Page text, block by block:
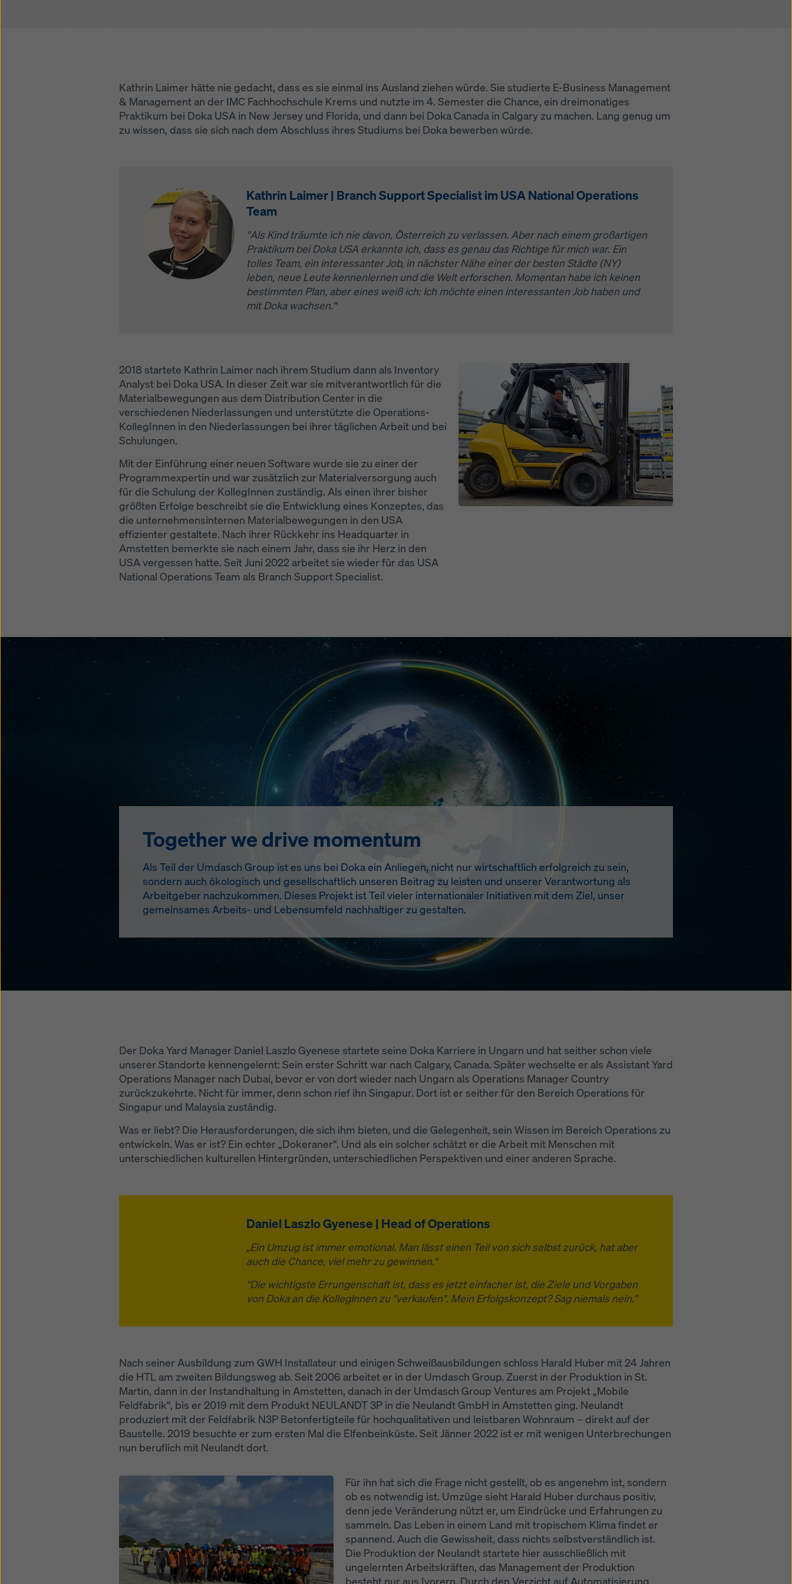
Kathrin Laimer hätte nie gedacht, dass es sie einmal ins Ausland ziehen würde. Sie studierte E-Business Management
& Management an der IMC Fachhochschule Krems und nutzte im 4. Semester die Chance, ein dreimonatiges
Praktikum bei Doka USA in New Jersey und Florida, und dann bei Doka Canada in Calgary zu machen. Lang genug um
zu wissen, dass sie sich nach dem Abschluss ihres Studiums bei Doka bewerben würde.
Kathrin Laimer | Branch Support Specialist im USA National Operations
Team
"Als Kind träumte ich nie davon, Österreich zu verlassen. Aber nach einem großartigen
Praktikum bei Doka USA erkannte ich, dass es genau das Richtige für mich war. Ein
tolles Team, ein interessanter Job, in nächster Nähe einer der besten Städte (NY)
leben, neue Leute kennenlernen und die Welt erforschen. Momentan habe ich keinen
bestimmten Plan, aber eines weiß ich: Ich möchte einen interessanten Job haben und
mit Doka wachsen.“
2018 startete Kathrin Laimer nach ihrem Studium dann als Inventory
Analyst bei Doka USA. In dieser Zeit war sie mitverantwortlich für die
Materialbewegungen aus dem Distribution Center in die
verschiedenen Niederlassungen und unterstützte die Operations-
KollegInnen in den Niederlassungen bei ihrer täglichen Arbeit und bei
Schulungen.
Mit der Einführung einer neuen Software wurde sie zu einer der
Programmexpertin und war zusätzlich zur Materialversorgung auch
für die Schulung der KollegInnen zuständig. Als einen ihrer bisher
größten Erfolge beschreibt sie die Entwicklung eines Konzeptes, das
die unternehmensinternen Materialbewegungen in den USA
effizienter gestaltete. Nach ihrer Rückkehr ins Headquarter in
Amstetten bemerkte sie nach einem Jahr, dass sie ihr Herz in den
USA vergessen hatte. Seit Juni 2022 arbeitet sie wieder für das USA
National Operations Team als Branch Support Specialist.
Together we drive momentum
Als Teil der Umdasch Group ist es uns bei Doka ein Anliegen, nicht nur wirtschaftlich erfolgreich zu sein,
sondern auch ökologisch und gesellschaftlich unseren Beitrag zu leisten und unserer Verantwortung als
Arbeitgeber nachzukommen. Dieses Projekt ist Teil vieler internationaler Initiativen mit dem Ziel, unser
gemeinsames Arbeits- und Lebensumfeld nachhaltiger zu gestalten.
Der Doka Yard Manager Daniel Laszlo Gyenese startete seine Doka Karriere in Ungarn und hat seither schon viele
unserer Standorte kennengelernt: Sein erster Schritt war nach Calgary, Canada. Später wechselte er als Assistant Yard
Operations Manager nach Dubai, bevor er von dort wieder nach Ungarn als Operations Manager Country
zurückzukehrte. Nicht für immer, denn schon rief ihn Singapur. Dort ist er seither für den Bereich Operations für
Singapur und Malaysia zuständig.
Was er liebt? Die Herausforderungen, die sich ihm bieten, und die Gelegenheit, sein Wissen im Bereich Operations zu
entwickeln. Was er ist? Ein echter „Dokeraner“. Und als ein solcher schätzt er die Arbeit mit Menschen mit
unterschiedlichen kulturellen Hintergründen, unterschiedlichen Perspektiven und einer anderen Sprache.
Daniel Laszlo Gyenese | Head of Operations
„Ein Umzug ist immer emotional. Man lässt einen Teil von sich selbst zurück, hat aber
auch die Chance, viel mehr zu gewinnen.“
“Die wichtigste Errungenschaft ist, dass es jetzt einfacher ist, die Ziele und Vorgaben
von Doka an die KollegInnen zu "verkaufen". Mein Erfolgskonzept? Sag niemals nein.”
Nach seiner Ausbildung zum GWH Installateur und einigen Schweißausbildungen schloss Harald Huber mit 24 Jahren
die HTL am zweiten Bildungsweg ab. Seit 2006 arbeitet er in der Umdasch Group. Zuerst in der Produktion in St.
Martin, dann in der Instandhaltung in Amstetten, danach in der Umdasch Group Ventures am Projekt „Mobile
Feldfabrik“, bis er 2019 mit dem Produkt NEULANDT 3P in die Neulandt GmbH in Amstetten ging. Neulandt
produziert mit der Feldfabrik N3P Betonfertigteile für hochqualitativen und leistbaren Wohnraum – direkt auf der
Baustelle. 2019 besuchte er zum ersten Mal die Elfenbeinküste. Seit Jänner 2022 ist er mit wenigen Unterbrechungen
nun beruflich mit Neulandt dort.
Open
Für ihn hat sich die Frage nicht gestellt, ob es angenehm ist, sondern
ob es notwendig ist. Umzüge sieht Harald Huber durchaus positiv,
denn jede Veränderung nützt er, um Eindrücke und Erfahrungen zu
sammeln. Das Leben in einem Land mit tropischem Klima findet er
spannend. Auch die Gewissheit, dass nichts selbstverständlich ist.
Die Produktion der Neulandt startete hier ausschließlich mit
ungelernten Arbeitskräften, das Management der Produktion